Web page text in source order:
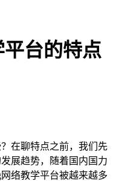
台的特点
在聊特点之前，我们先
展趋势，随着国内国力
络教学平台被越来越多